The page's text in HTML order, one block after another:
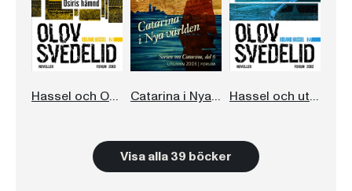
Hassel och Osiris hämnd Catarina i Nya världen Hassel och utpressarna
Visa alla 39 böcker